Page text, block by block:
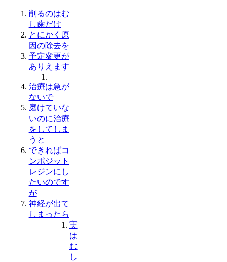
削るのはむ
し歯だけ
とにかく原
因の除去を
予定変更が
ありえます
治療は急が
ないで
磨けていな
いのに治療
をしてしま
うと
できればコ
ンポジット
レジンにし
たいのです
が
神経が出て
しまったら
実
は
む
し